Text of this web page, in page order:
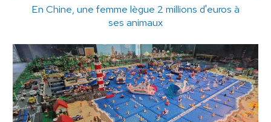
En Chine, une femme lègue 2 millions d'euros à
ses animaux